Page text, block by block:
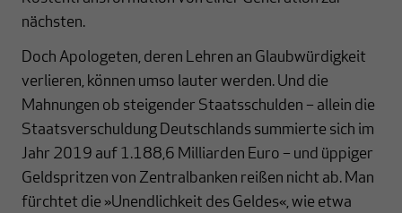
nächsten.
Doch Apologeten, deren Lehren an Glaubwürdigkeit
verlieren, können umso lauter werden. Und die
Mahnungen ob steigender Staatsschulden – allein die
Staatsverschuldung Deutschlands summierte sich im
Jahr 2019 auf 1.188,6 Milliarden Euro – und üppiger
Geldspritzen von Zentralbanken reißen nicht ab. Man
fürchtet die »Unendlichkeit des Geldes«, wie etwa